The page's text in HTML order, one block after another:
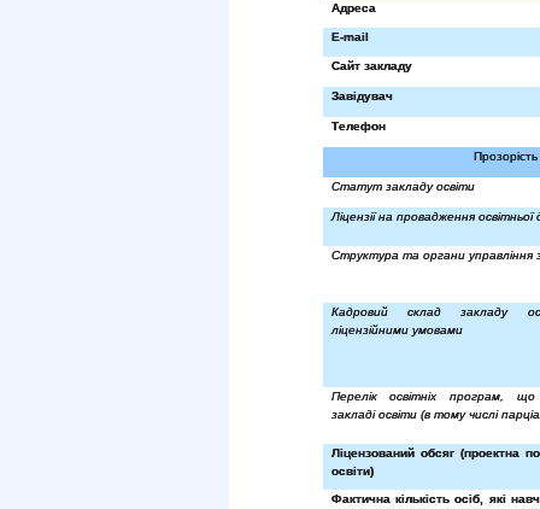
Адреса
E-mail
Сайт закладу
Завідувач
Телефон
Прозорість
Статут закладу освіти
Ліцензії на провадження освітньої
Структура та органи управління
Кадровий склад закладу
ліцензійними умовами
Перелік освітніх програм,
закладі освіти (в тому числі
Ліцензований обсяг (проектна
освіти)
Фактична кількість осіб, які